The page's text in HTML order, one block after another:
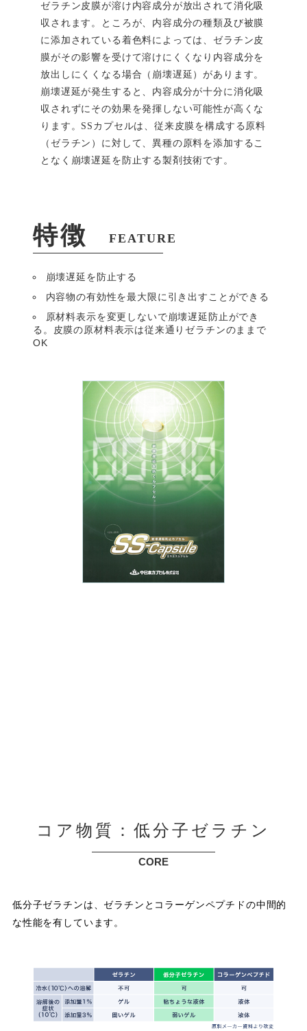
ゼラチン皮膜が溶け内容成分が放出されて消化吸
収されます。ところが、内容成分の種類及び被膜
に添加されている着色料によっては、ゼラチン皮
膜がその影響を受けて溶けにくくなり内容成分を
放出しにくくなる場合（崩壊遅延）があります。
崩壊遅延が発生すると、内容成分が十分に消化吸
収されずにその効果を発揮しない可能性が高くな
ります。SSカプセルは、従来皮膜を構成する原料
（ゼラチン）に対して、異種の原料を添加するこ
となく崩壊遅延を防止する製剤技術です。
特徴 FEATURE
崩壊遅延を防止する
内容物の有効性を最大限に引き出すことができる
原材料表示を変更しないで崩壊遅延防止ができ
る。皮膜の原材料表示は従来通りゼラチンのままで
OK
コア物質：低分子ゼラチン
CORE
低分子ゼラチンは、ゼラチンとコラーゲンペプチドの中間的
な性能を有しています。